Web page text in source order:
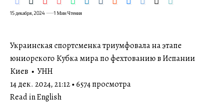
15 декабря, 2024 1 Мин Чтения
Украинская спортсменка триумфовала на этапе
юниорского Кубка мира по фехтованию в Испании
Киев • УНН
14 дек. 2024, 21:12 • 6574 просмотра
Read in English